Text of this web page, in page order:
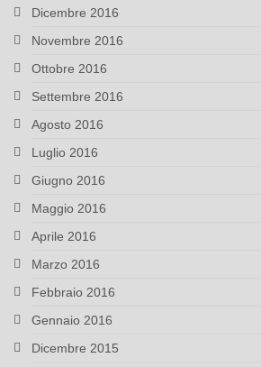
Dicembre 2016
Novembre 2016
Ottobre 2016
Settembre 2016
Agosto 2016
Luglio 2016
Giugno 2016
Maggio 2016
Aprile 2016
Marzo 2016
Febbraio 2016
Gennaio 2016
Dicembre 2015